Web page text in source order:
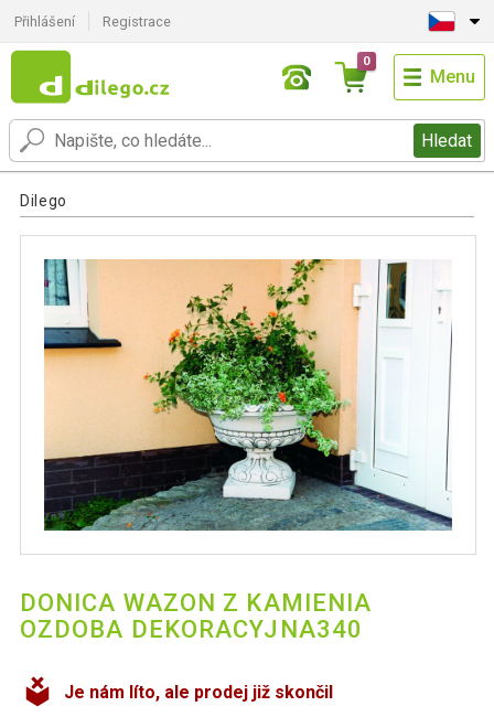
Přihlášení Registrace
Hledat
0
Menu
Dilego
DONICA WAZON Z KAMIENIA
OZDOBA DEKORACYJNA340
Je nám líto, ale prodej již skončil